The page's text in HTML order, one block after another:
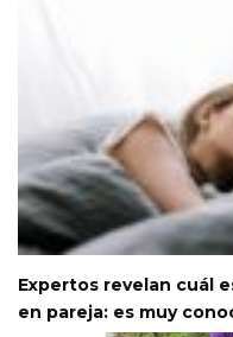
Expertos revelan cuál
en pareja: es muy